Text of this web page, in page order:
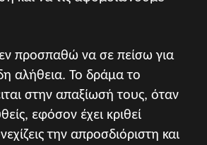
προσπαθώ να σε πείσω για
αλήθεια. Το δράμα το
στην απαξίωσή τους, όταν
εφόσον έχει κριθεί
την απροσδιόριστη και